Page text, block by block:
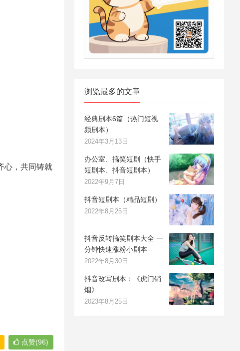
心，共同铸就
点赞(96)
浏览最多的文章
经典剧本6篇（热门短视
频剧本）
2024年3月13日
办公室、搞笑短剧（快手
短剧本、抖音短剧本）
2022年9月7日
抖音短剧本（精品短剧）
2022年8月25日
抖音反转搞笑剧本大全 一
分钟快速涨粉小剧本
2022年8月30日
抖音改写剧本：《虎门销
烟》
2023年8月25日